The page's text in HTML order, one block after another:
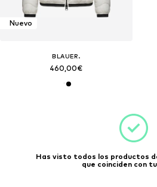
Nuevo
BLAUER.
460,00€
Has visto todos los productos
que coinciden con